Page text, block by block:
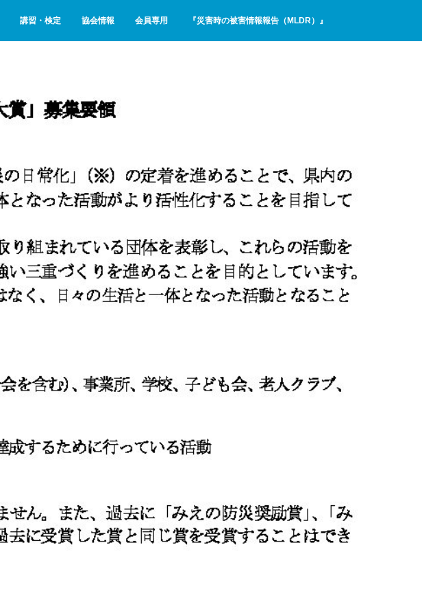
講習・検定 協会情報 会員専用 『災害時の被害情報報告（MLDR）』